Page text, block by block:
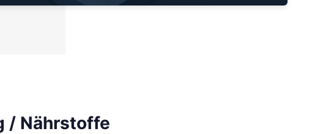
/ Nährstoffe